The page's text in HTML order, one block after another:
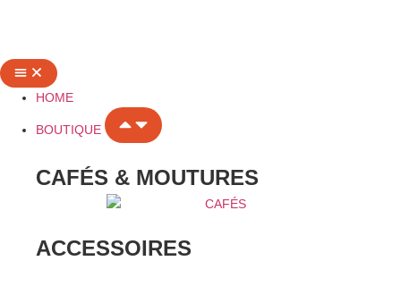
HOME
BOUTIQUE
CAFÉS & MOUTURES
ACCESSOIRES